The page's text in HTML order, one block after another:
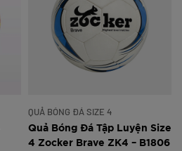
QUẢ BÓNG ĐÁ SIZE 4
Quả Bóng Đá Tập Luyện Size
4 Zocker Brave ZK4 – B1806